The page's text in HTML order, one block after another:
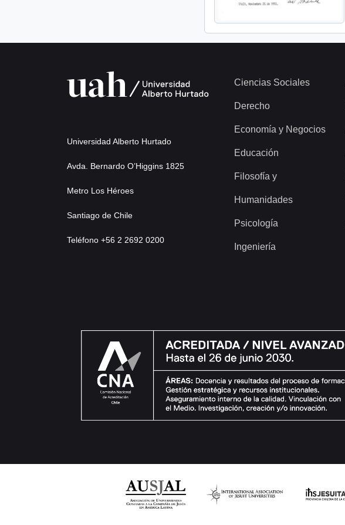
Universidad Alberto Hurtado
Avda. Bernardo O’Higgins 1825
Metro Los Héroes
Santiago de Chile
Teléfono +56 2 2692 0200
Ciencias Sociales
Derecho
Economía y Negocios
Educación
Filosofía y
Humanidades
Psicología
Ingeniería